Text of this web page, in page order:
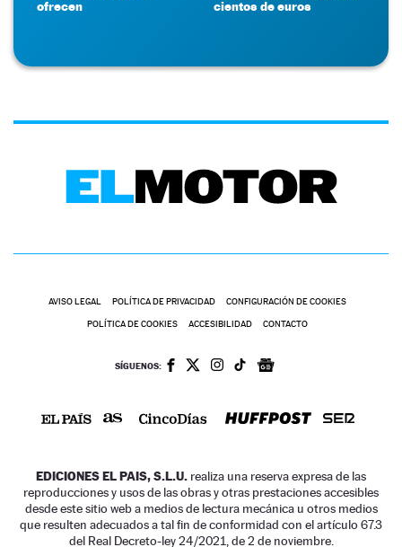
ofrecen
cientos de euros
AVISO LEGAL POLÍTICA DE PRIVACIDAD CONFIGURACIÓN DE COOKIES
POLÍTICA DE COOKIES ACCESIBILIDAD CONTACTO
SÍGUENOS:
EDICIONES EL PAIS, S.L.U. realiza una reserva expresa de las
reproducciones y usos de las obras y otras prestaciones accesibles
desde este sitio web a medios de lectura mecánica u otros medios
que resulten adecuados a tal fin de conformidad con el artículo 67.3
del Real Decreto-ley 24/2021, de 2 de noviembre.